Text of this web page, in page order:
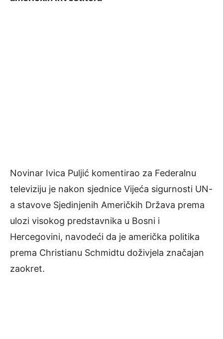
Novinar Ivica Puljić komentirao za Federalnu
televiziju je nakon sjednice Vijeća sigurnosti UN-
a stavove Sjedinjenih Američkih Država prema
ulozi visokog predstavnika u Bosni i
Hercegovini, navodeći da je američka politika
prema Christianu Schmidtu doživjela značajan
zaokret.